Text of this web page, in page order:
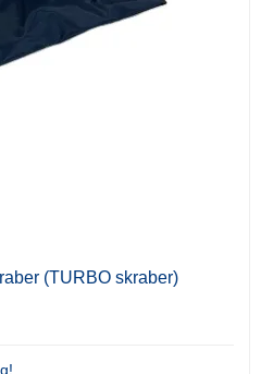
(TURBO skraber)